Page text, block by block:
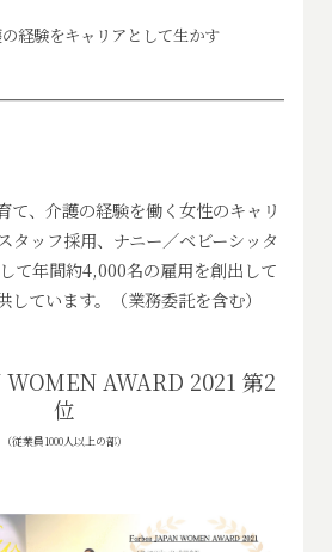
経験をキャリアとして生かす
て、介護の経験を働く女性のキャリ
タッフ採用、ナニー／ベビーシッタ
て年間約4,000名の雇用を創出して
しています。（業務委託を含む）
AWARD 2021 第2
位
（従業員1000人以上の部）